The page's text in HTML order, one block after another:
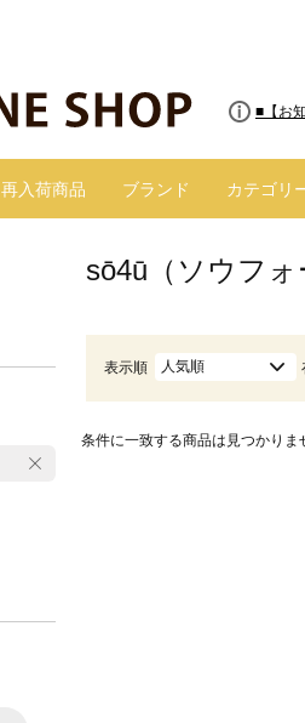
■8/13(
■【お
再入荷商品 ブランド カテゴリ
sō4ū（ソウフ
表示順 人気順
条件に一致する商品は見つかりま